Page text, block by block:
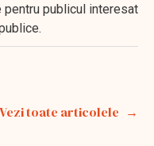
publicul interesat
Vezi toate articolele